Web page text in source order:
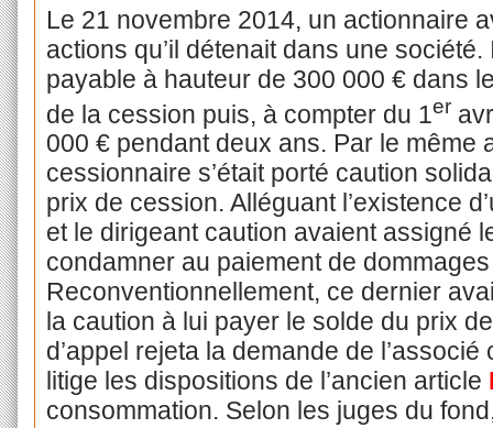
Le 21 novembre 2014, un actionnaire
actions qu’il détenait dans une
payable à hauteur de 300 000 € dans
de la cession puis, à compter du 1 er
000 € pendant deux ans. Par le même
cessionnaire s’était porté caution
prix de cession. Alléguant l’existence
et le dirigeant caution avaient assigné
condamner au paiement de
Reconventionnellement, ce dernier
la caution à lui payer le solde du prix
d’appel rejeta la demande de
litige les dispositions de l’ancien article
consommation. Selon les juges du